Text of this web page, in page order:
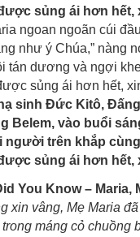
sủng ái hơn
ngoan ngoãn cúi
như ý Chúa,” nàng
tán dương và ngợi
sủng ái hơn hết,
sinh Đức Kitô,
Belem, vào buổi
người trên khắp
sủng ái hơn
You Know – Maria,
xin vâng, Mẹ Maria
trong máng cỏ chuồng